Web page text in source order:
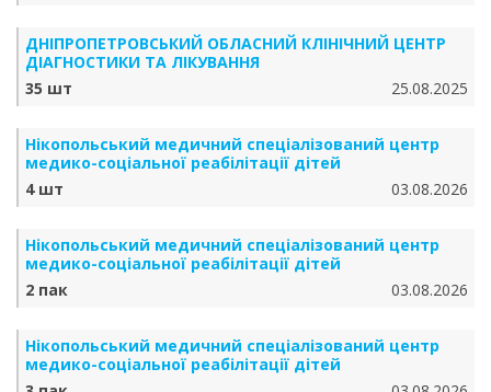
ДНІПРОПЕТРОВСЬКИЙ ОБЛАСНИЙ КЛІНІЧНИЙ ЦЕНТР
ДІАГНОСТИКИ ТА ЛІКУВАННЯ
35 шт
25.08.2025
Нікопольський медичний спеціалізований центр
медико-соціальної реабілітації дітей
4 шт
03.08.2026
Нікопольський медичний спеціалізований центр
медико-соціальної реабілітації дітей
2 пак
03.08.2026
Нікопольський медичний спеціалізований центр
медико-соціальної реабілітації дітей